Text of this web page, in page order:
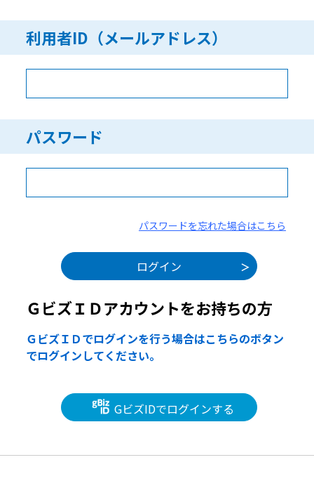
利用者ID（メールアドレス）
パスワード
パスワードを忘れた場合はこちら
ＧビズＩＤアカウントをお持ちの方
ＧビズＩＤでログインを行う場合はこちらのボタン
でログインしてください。
GビズIDでログインする